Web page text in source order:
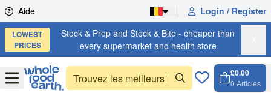
Skip to content
Aide Login / Register
LOWEST
PRICES
Stock & Prep and Stock & Bite - cheaper than
every supermarket and health store
OpenMenu
£0.00
0 Articles